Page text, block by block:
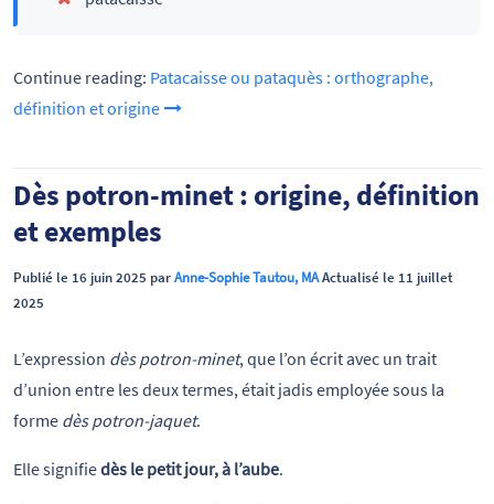
Continue reading: Patacaisse ou pataquès : orthographe,
définition et origine
Dès potron-minet : origine, définition
et exemples
Publié le 16 juin 2025 parAnne-Sophie Tautou, MAActualisé le 11 juillet
2025
L’expression dès potron-minet, que l’on écrit avec un trait
d’union entre les deux termes, était jadis employée sous la
forme dès potron-jaquet.
Elle signifiedès le petit jour, à l’aube.